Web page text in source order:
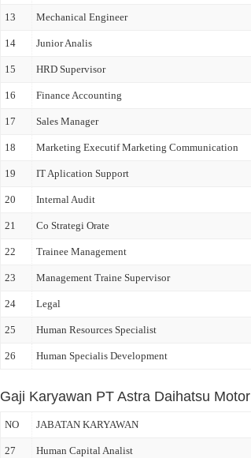
13 Mechanical Engineer
14 Junior Analis
15 HRD Supervisor
16 Finance Accounting
17 Sales Manager
18 Marketing Executif Marketing Communication
19 IT Aplication Support
20 Internal Audit
21 Co Strategi Orate
22 Trainee Management
23 Management Traine Supervisor
24 Legal
25 Human Resources Specialist
26 Human Specialis Development
Gaji Karyawan PT Astra Daihatsu Motor
NO JABATAN KARYAWAN
27 Human Capital Analist